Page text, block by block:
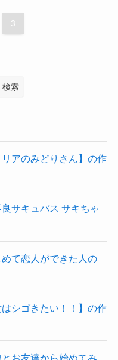
3
検索
アのみどりさん】の作
サキュバス サキちゃ
て恋人ができた人の
シゴきたい！！】の作
お友達から始めてみ